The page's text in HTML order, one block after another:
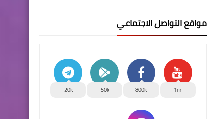
مواقع التواصل الاجتماعي
1m
800k
50k
20k